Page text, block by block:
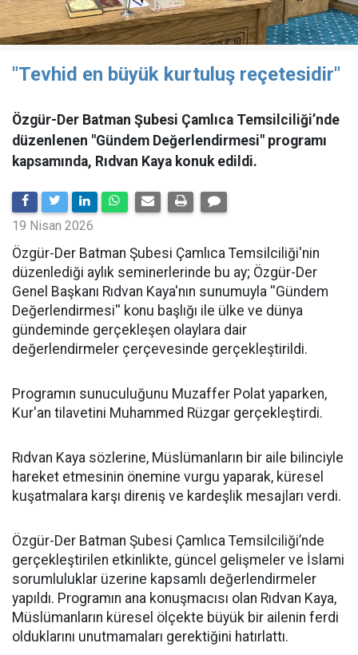
"Tevhid en büyük kurtuluş reçetesidir"
Özgür-Der Batman Şubesi Çamlıca Temsilciliği’nde
düzenlenen "Gündem Değerlendirmesi" programı
kapsamında, Rıdvan Kaya konuk edildi.
19 Nisan 2026
​Özgür-Der Batman Şubesi Çamlıca Temsilciliği'nin
düzenlediği aylık seminerlerinde bu ay; Özgür-Der
Genel Başkanı Rıdvan Kaya'nın sunumuyla ''Gündem
Değerlendirmesi'' konu başlığı ile ülke ve dünya
gündeminde gerçekleşen olaylara dair
değerlendirmeler çerçevesinde gerçekleştirildi.
Programın sunuculuğunu Muzaffer Polat yaparken,
Kur'an tilavetini Muhammed Rüzgar gerçekleştirdi.
Rıdvan Kaya sözlerine, Müslümanların bir aile bilinciyle
hareket etmesinin önemine vurgu yaparak, küresel
kuşatmalara karşı direniş ve kardeşlik mesajları verdi.
Özgür-Der Batman Şubesi Çamlıca Temsilciliği’nde
gerçekleştirilen etkinlikte, güncel gelişmeler ve İslami
sorumluluklar üzerine kapsamlı değerlendirmeler
yapıldı. Programın ana konuşmacısı olan Rıdvan Kaya,
Müslümanların küresel ölçekte büyük bir ailenin ferdi
olduklarını unutmamaları gerektiğini hatırlattı.